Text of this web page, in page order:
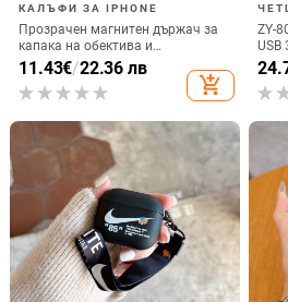
КАЛЪФИ ЗА IPHONE
Прозрачен магнитен държач за
капака на обектива и
удароустойчив твърд калъф за
iPhone 17 Pro Max
11.43€/22.36 лв
add_shopping_cart
ZY-
USB